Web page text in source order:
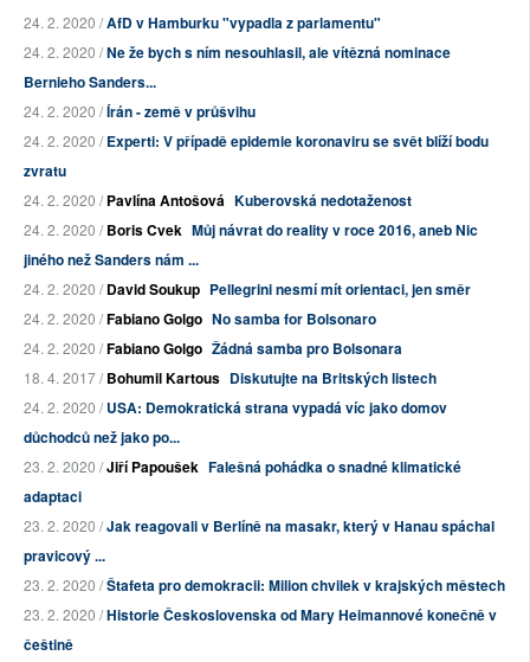
24. 2. 2020 /AfD v Hamburku "vypadla z parlamentu"
24. 2. 2020 /Ne že bych s ním nesouhlasil, ale vítězná nominace
Bernieho Sanders...
24. 2. 2020 /Írán - země v průšvihu
24. 2. 2020 /Experti: V případě epidemie koronaviru se svět blíží bodu
zvratu
24. 2. 2020 /Pavlína Antošová Kuberovská nedotaženost
24. 2. 2020 /Boris Cvek Můj návrat do reality v roce 2016, aneb Nic
jiného než Sanders nám ...
24. 2. 2020 /David Soukup Pellegrini nesmí mít orientaci, jen směr
24. 2. 2020 /Fabiano Golgo No samba for Bolsonaro
24. 2. 2020 /Fabiano Golgo Žádná samba pro Bolsonara
18. 4. 2017 /Bohumil Kartous Diskutujte na Britských listech
24. 2. 2020 /USA: Demokratická strana vypadá víc jako domov
důchodců než jako po...
23. 2. 2020 /Jiří Papoušek Falešná pohádka o snadné klimatické
adaptaci
23. 2. 2020 /Jak reagovali v Berlíně na masakr, který v Hanau spáchal
pravicový ...
23. 2. 2020 /Štafeta pro demokracii: Milion chvilek v krajských městech
23. 2. 2020 /Historie Československa od Mary Heimannové konečně v
češtině